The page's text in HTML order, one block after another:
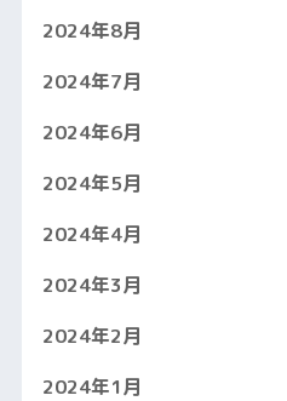
2024年8月
2024年7月
2024年6月
2024年5月
2024年4月
2024年3月
2024年2月
2024年1月